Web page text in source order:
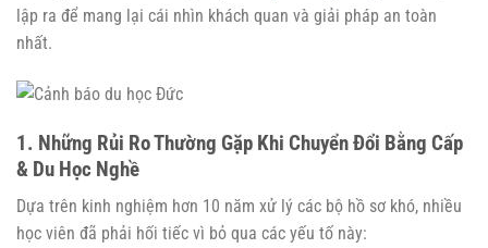
lập ra để mang lại cái nhìn khách quan và giải pháp an toàn
nhất.
1. Những Rủi Ro Thường Gặp Khi Chuyển Đổi Bằng Cấp
& Du Học Nghề
Dựa trên kinh nghiệm hơn 10 năm xử lý các bộ hồ sơ khó, nhiều
học viên đã phải hối tiếc vì bỏ qua các yếu tố này: